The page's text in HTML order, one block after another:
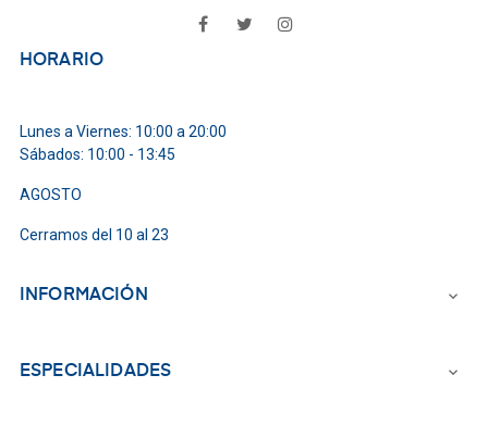
FacebookTwitter
HORARIO
Lunes a Viernes: 10:00 a 20:00
Sábados: 10:00 - 13:45
AGOSTO
Cerramos del 10 al 23
INFORMACIÓN 
ESPECIALIDADES 